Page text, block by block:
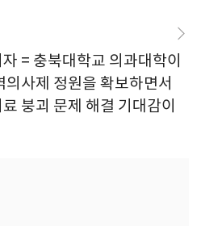
= 충북대학교 의과대학이
사제 정원을 확보하면서
붕괴 문제 해결 기대감이